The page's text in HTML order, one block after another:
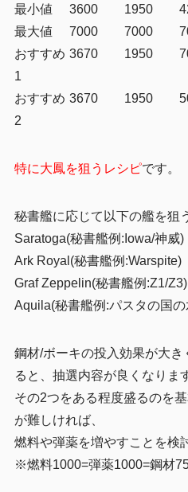
最小値 3600 1950
最大値
7000 7000
おすすめ
1
3670 1950
おすすめ
2
3670 1950
特に大鳳を狙うレシピです。
秘書艦に応じて以下の艦を狙
Saratoga(秘書艦例:Iowa/神威)
Ark Royal(秘書艦例:Warspite)
Graf Zeppelin(秘書艦例:Z1/Z3)
Aquila(秘書艦例:パスタの国
鋼材/ボーキの投入効果が大
ると、抽選内容が良くなりま
その2つをある程度盛るのを
が難しければ、
燃料や弾薬を増やすことを検
※燃料1000=弾薬1000=鋼材